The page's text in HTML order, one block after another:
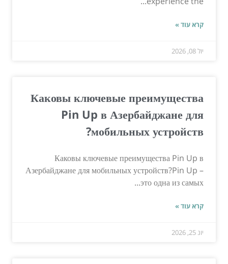
קרא עוד »
יול 08, 2026
Каковы ключевые преимущества
Pin Up в Азербайджане для
мобильных устройств?
Каковы ключевые преимущества Pin Up в
Азербайджане для мобильных устройств?Pin Up –
это одна из самых...
קרא עוד »
יונ 25, 2026